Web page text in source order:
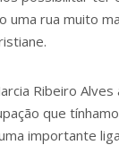
uma rua muito
Ribeiro
que
importante